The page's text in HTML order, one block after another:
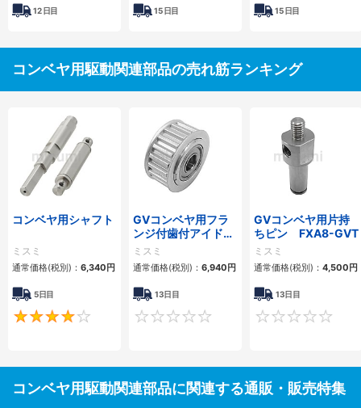
12日目 15日目 15日目
コンベヤ用駆動関連部品の売れ筋ランキング
コンベヤ用シャフト
ミスミ
通常価格(税別)： 6,340円
5日目
4
GVコンベヤ用フラ
ンジ付歯付アイドラ
ー
ミスミ
通常価格(税別)： 6,940円
13日目
0
GVコンベヤ用片持
ちピン FXA8-GVT
ミスミ
通常価格(税別)： 4,500円
13日目
コンベヤ用駆動関連部品に関連する通販・販売特集